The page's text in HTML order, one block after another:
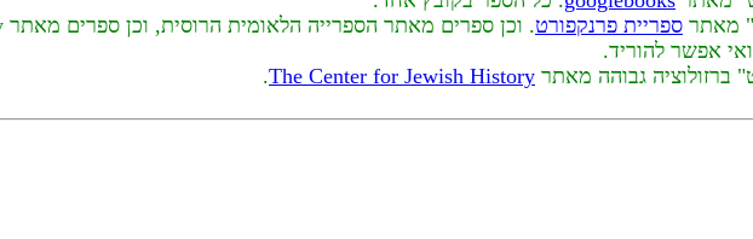
מאתר ספריית פרנקפורט
גבוהה מאתר The Center for Jewish History
.